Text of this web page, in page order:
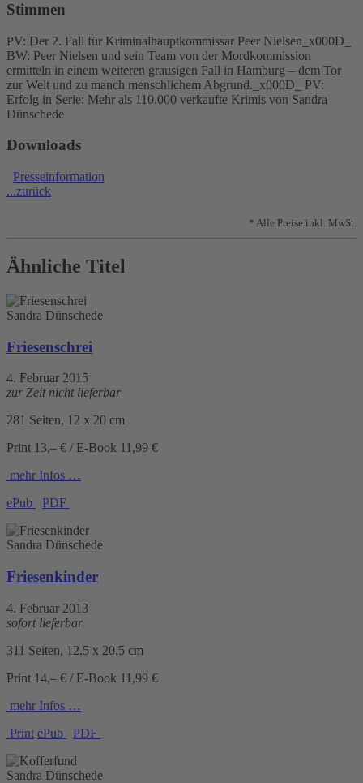
Stimmen
PV: Der 2. Fall für Kriminalhauptkommissar Peer Nielsen_x000D_
BW: Peer Nielsen und sein Team von der Mordkommission
ermitteln in einem weiteren grausigen Fall in Hamburg – dem Tor
zur Welt und zu manch menschlichem Abgrund._x000D_ PV:
Erfolg in Serie: Mehr als 110.000 verkaufte Krimis von Sandra
Dünschede
Downloads
Presseinformation
...zurück
* Alle Preise inkl. MwSt.
Ähnliche Titel
Sandra Dünschede
Friesenschrei
4. Februar 2015
zur Zeit nicht lieferbar
281 Seiten, 12 x 20 cm
Print 13,– € / E-Book 11,99 €
mehr Infos …
ePub
PDF
Sandra Dünschede
Friesenkinder
4. Februar 2013
sofort lieferbar
311 Seiten, 12,5 x 20,5 cm
Print 14,– € / E-Book 11,99 €
mehr Infos …
Print ePub PDF
Sandra Dünschede